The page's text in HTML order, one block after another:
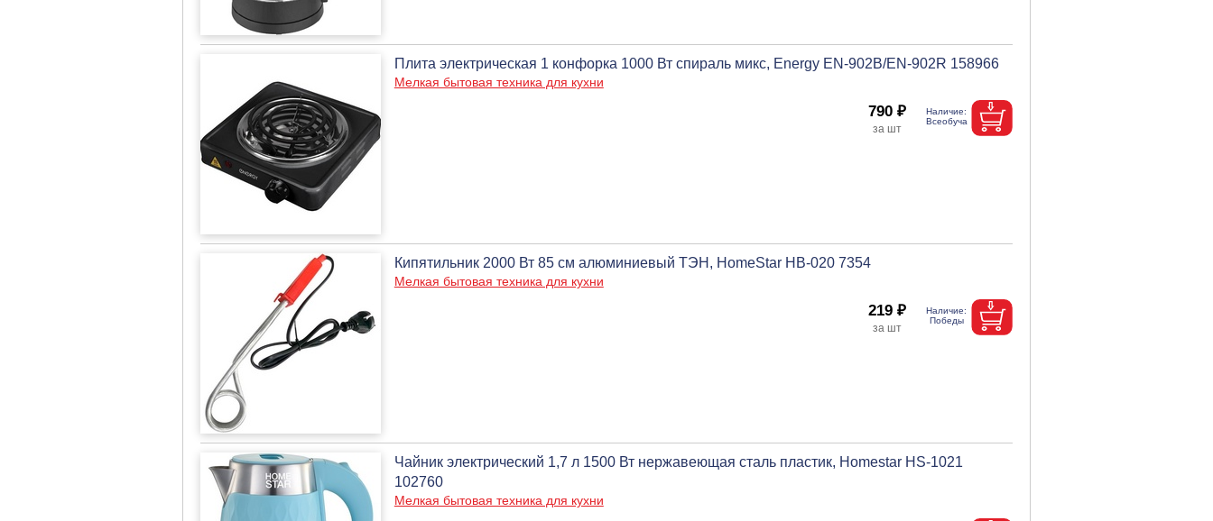
Плита электрическая 1 конфорка 1000 Вт спираль микс, Energy EN-902B/EN-902R 158966
Мелкая бытовая техника для кухни
790 ₽
Кипятильник 2000 Вт 85 см алюминиевый ТЭН, HomeStar HB-020 7354
Мелкая бытовая техника для кухни
219 ₽
Чайник электрический 1,7 л 1500 Вт нержавеющая сталь пластик, Homestar HS-1021
102760
Мелкая бытовая техника для кухни